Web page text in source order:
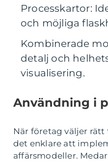
Processkartor:
och möjliga
Kombinerade
detalj och
visualisering.
Användning i
När företag väljer
det enklare att
affärsmodeller.